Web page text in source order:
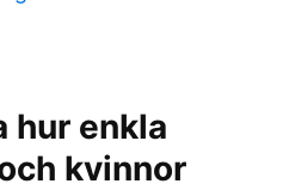
hur enkla
kvinnor